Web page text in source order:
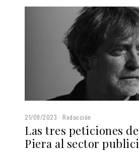
21/09/2023 Redacción
Las tres peticiones
Piera al sector